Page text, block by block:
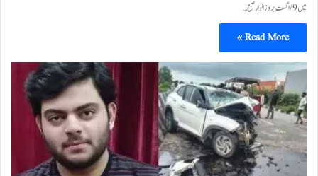
میں 9/اگست بروز اتوار صبح…
Read More »